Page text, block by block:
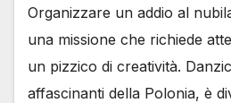
Organizzare un addio al
una missione che richiede
un pizzico di creatività.
affascinanti della Polonia, è